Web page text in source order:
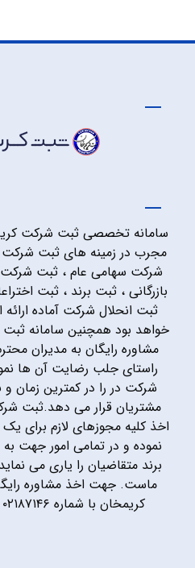
سامانه تخصصی ثبت شرکت
مجرب در زمینه های ثبت
شرکت سهامی عام ، ثبت
بازرگانی ، ثبت برند ، ثبت
ثبت انحلال شرکت آماده
خواهد بود همچنین سامانه
مشاوره رایگان به مدیران
راستای جلب رضایت آن ها
شرکت در را در کمترین زمان و
مشتریان قرار می دهد.ثبت
اخذ کلیه مجوزهای لازم برای
نموده و در تمامی امور جهت
برند متقاضیان را یاری می
ماست. جهت اخذ مشاوره
کریمخان با شماره ۰۲۱۸۷۱۴۶ تماس حاصل فرمایید.